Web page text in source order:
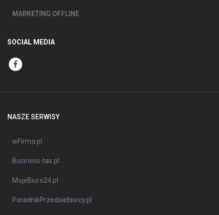
MARKETING OFFLINE
SOCIAL MEDIA
NASZE SERWISY
wFirma.pl
Business-tax.pl
MojeBiuro24.pl
PoradnikPrzedsiebiorcy.pl